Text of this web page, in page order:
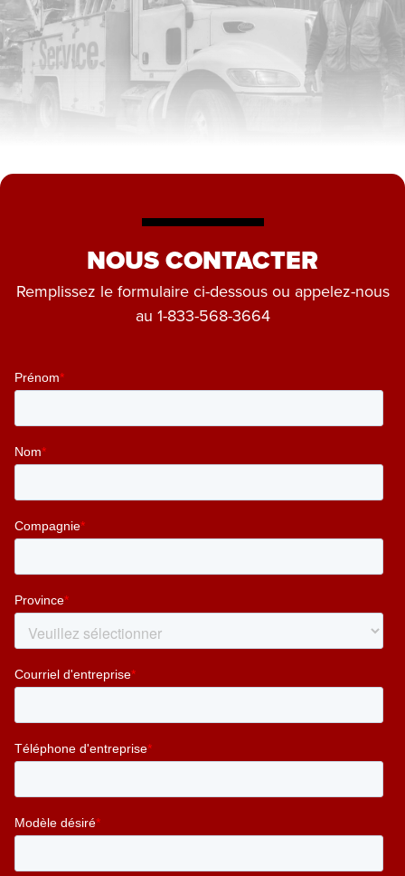
NOUS CONTACTER
Remplissez le formulaire ci-dessous ou appelez-nous
au 1-833-568-3664